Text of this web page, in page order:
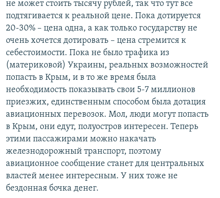
не может стоить тысячу рублей, так что тут все
подтягивается к реальной цене. Пока дотируется
20-30% – цена одна, а как только государству не
очень хочется дотировать – цена стремится к
себестоимости. Пока не было трафика из
(материковой) Украины, реальных возможностей
попасть в Крым, и в то же время была
необходимость показывать свои 5-7 миллионов
приезжих, единственным способом была дотация
авиационных перевозок. Мол, люди могут попасть
в Крым, они едут, полуостров интересен. Теперь
этими пассажирами можно накачать
железнодорожный транспорт, поэтому
авиационное сообщение станет для центральных
властей менее интересным. У них тоже не
бездонная бочка денег.